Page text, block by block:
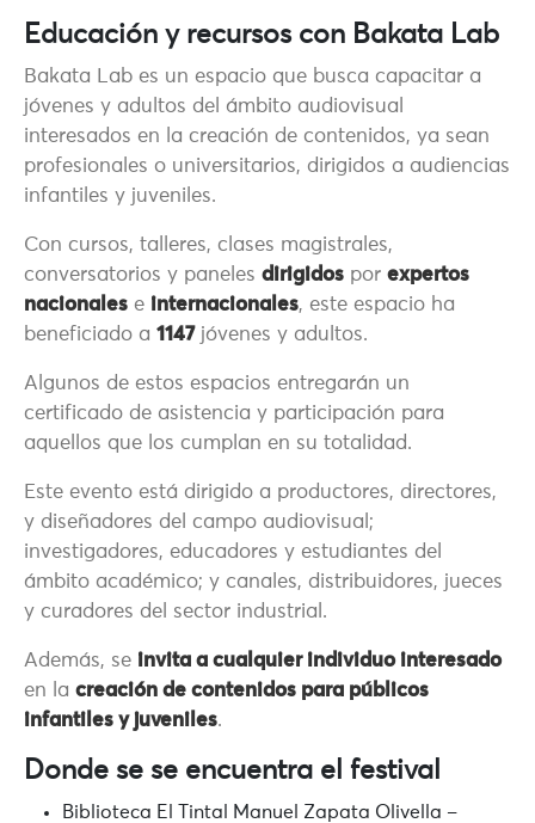
Educación y recursos con Bakata Lab
Bakata Lab es un espacio que busca capacitar a
jóvenes y adultos del ámbito audiovisual
interesados en la creación de contenidos, ya sean
profesionales o universitarios, dirigidos a audiencias
infantiles y juveniles.
Con cursos, talleres, clases magistrales,
conversatorios y paneles dirigidos por expertos
nacionales e internacionales, este espacio ha
beneficiado a 1147jóvenes y adultos.
Algunos de estos espacios entregarán un
certificado de asistencia y participación para
aquellos que los cumplan en su totalidad.
Este evento está dirigido a productores, directores,
y diseñadores del campo audiovisual;
investigadores, educadores y estudiantes del
ámbito académico; y canales, distribuidores, jueces
y curadores del sector industrial.
Además, se invita a cualquier individuo interesado
en la creación de contenidos para públicos
infantiles y juveniles.
Donde se se encuentra el festival
Biblioteca El Tintal Manuel Zapata Olivella –